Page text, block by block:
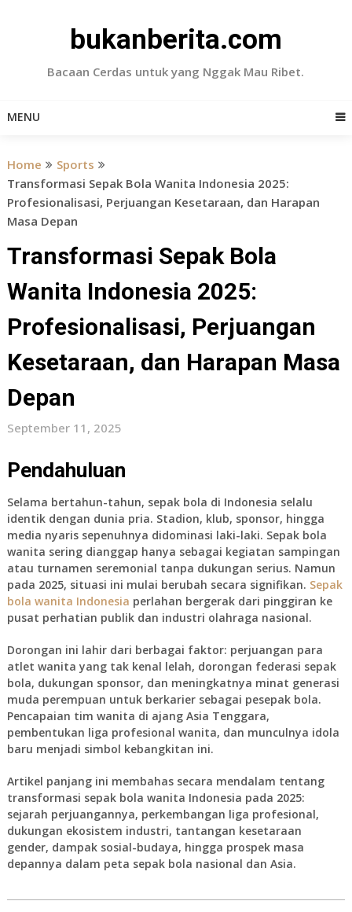
bukanberita.com
Bacaan Cerdas untuk yang Nggak Mau Ribet.
MENU
Home
Sports
Transformasi Sepak Bola Wanita Indonesia 2025:
Profesionalisasi, Perjuangan Kesetaraan, dan Harapan
Masa Depan
Transformasi Sepak Bola
Wanita Indonesia 2025:
Profesionalisasi, Perjuangan
Kesetaraan, dan Harapan Masa
Depan
September 11, 2025
Pendahuluan
Selama bertahun-tahun, sepak bola di Indonesia selalu
identik dengan dunia pria. Stadion, klub, sponsor, hingga
media nyaris sepenuhnya didominasi laki-laki. Sepak bola
wanita sering dianggap hanya sebagai kegiatan sampingan
atau turnamen seremonial tanpa dukungan serius. Namun
pada 2025, situasi ini mulai berubah secara signifikan. Sepak
bola wanita Indonesia perlahan bergerak dari pinggiran ke
pusat perhatian publik dan industri olahraga nasional.
Dorongan ini lahir dari berbagai faktor: perjuangan para
atlet wanita yang tak kenal lelah, dorongan federasi sepak
bola, dukungan sponsor, dan meningkatnya minat generasi
muda perempuan untuk berkarier sebagai pesepak bola.
Pencapaian tim wanita di ajang Asia Tenggara,
pembentukan liga profesional wanita, dan munculnya idola
baru menjadi simbol kebangkitan ini.
Artikel panjang ini membahas secara mendalam tentang
transformasi sepak bola wanita Indonesia pada 2025:
sejarah perjuangannya, perkembangan liga profesional,
dukungan ekosistem industri, tantangan kesetaraan
gender, dampak sosial-budaya, hingga prospek masa
depannya dalam peta sepak bola nasional dan Asia.